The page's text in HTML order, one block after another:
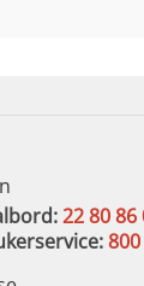
22 80 86